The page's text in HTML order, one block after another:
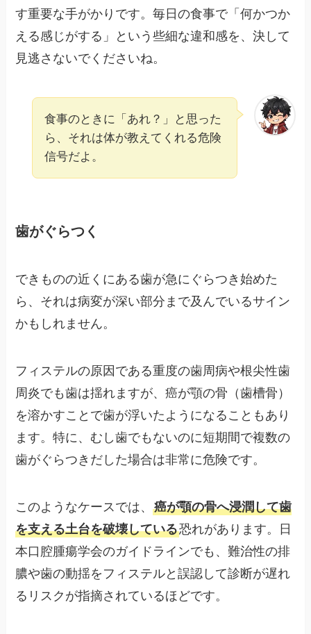
す重要な手がかりです。毎日の食事で「何かつか
える感じがする」という些細な違和感を、決して
見逃さないでくださいね。
食事のときに「あれ？」と思った
ら、それは体が教えてくれる危険
信号だよ。
歯がぐらつく
できものの近くにある歯が急にぐらつき始めた
ら、それは病変が深い部分まで及んでいるサイン
かもしれません。
フィステルの原因である重度の歯周病や根尖性歯
周炎でも歯は揺れますが、癌が顎の骨（歯槽骨）
を溶かすことで歯が浮いたようになることもあり
ます。特に、むし歯でもないのに短期間で複数の
歯がぐらつきだした場合は非常に危険です。
このようなケースでは、癌が顎の骨へ浸潤して歯
を支える土台を破壊している恐れがあります。日
本口腔腫瘍学会のガイドラインでも、難治性の排
膿や歯の動揺をフィステルと誤認して診断が遅れ
るリスクが指摘されているほどです。